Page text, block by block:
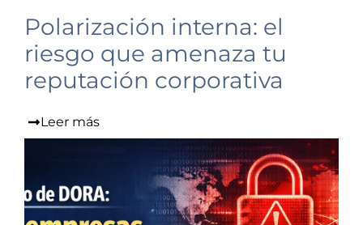
Polarización interna: el
riesgo que amenaza tu
reputación corporativa
Leer más